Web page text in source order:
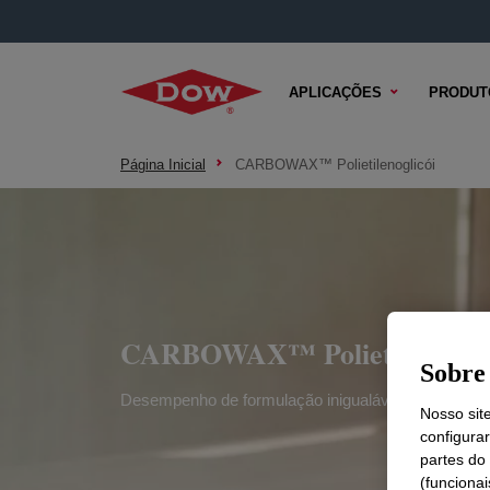
APLICAÇÕES
Página Inicial CARBOWAX™ Polietilenoglicói
CARBOWAX™
Desempenho de formulação inigualável
Nosso
partes